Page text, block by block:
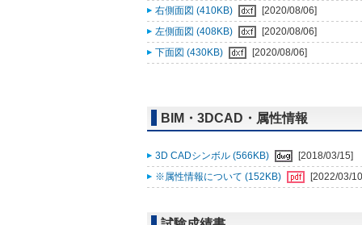
右側面図 (410KB)
[2020/08/06]
左側面図 (408KB)
[2020/08/06]
下面図 (430KB)
[2020/08/06]
BIM・3DCAD・属性情報
3D CADシンボル (566KB)
[2018/03/15]
※属性情報について (152KB)
[2022/03/